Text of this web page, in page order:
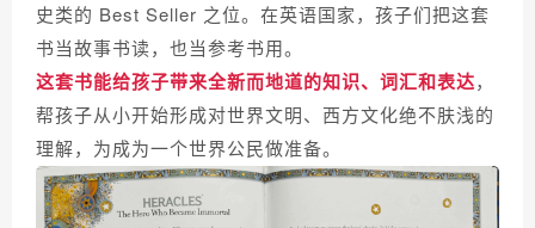
史类的 Best Seller 之位。在英语国家，孩子们把这套
书当故事书读，也当参考书用。
这套书能给孩子带来全新而地道的知识、词汇和表达，
帮孩子从小开始形成对世界文明、西方文化绝不肤浅的
理解，为成为一个世界公民做准备。